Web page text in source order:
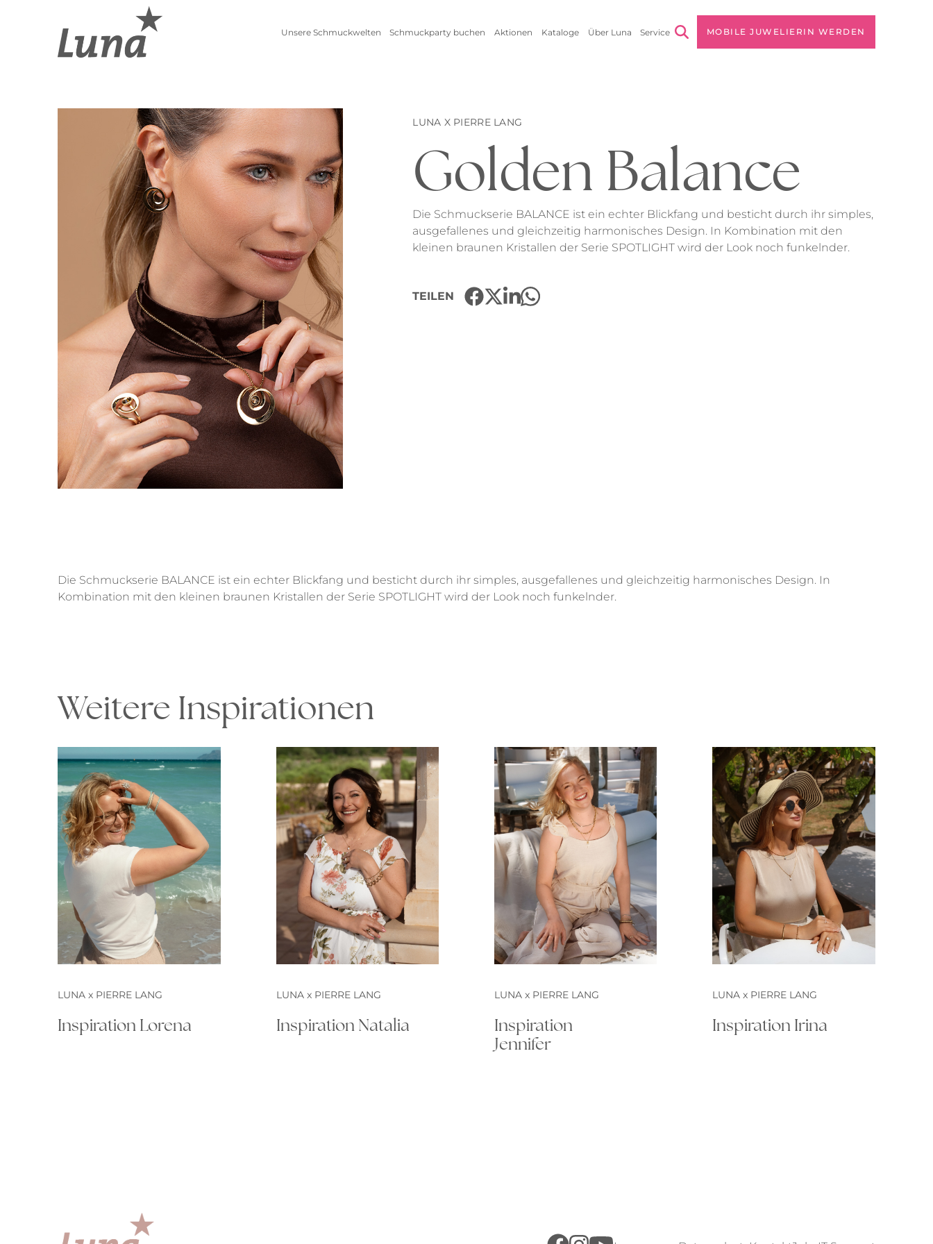
Unsere Schmuckwelten
Pierre Lang entdecken
Alle Produkte
Kollektionen
Neue Kollektion
Lebenszahlen
Sternzeichen
Highlights
Inspirationen
Kataloge
Ohrschmuck
Ohrhänger
Alle anzeigen
Anhänger
Kettenanhänger
Beads
Alle anzeigen
Armschmuck
Armbänder
Armreifen
Uhren
Fußkettchen
Alle anzeigen
Ketten
Seidenbänder
Schmuckparty buchen Aktionen Kataloge Über Luna Service MOBILE JUWELIERIN WERDEN
LUNA X PIERRE LANG
Golden Balance
Die Schmuckserie BALANCE ist ein echter Blickfang und besticht durch ihr simples,
ausgefallenes und gleichzeitig harmonisches Design. In Kombination mit den
kleinen braunen Kristallen der Serie SPOTLIGHT wird der Look noch funkelnder.
TEILEN
Die Schmuckserie BALANCE ist ein echter Blickfang und besticht durch ihr simples, ausgefallenes und gleichzeitig harmonisches Design. In
Kombination mit den kleinen braunen Kristallen der Serie SPOTLIGHT wird der Look noch funkelnder.
Weitere Inspirationen
LUNA x PIERRE LANG
Inspiration Lorena
LUNA x PIERRE LANG
Inspiration Natalia
LUNA x PIERRE LANG
Inspiration
Jennifer
LUNA x PIERRE LANG
Inspiration Irina